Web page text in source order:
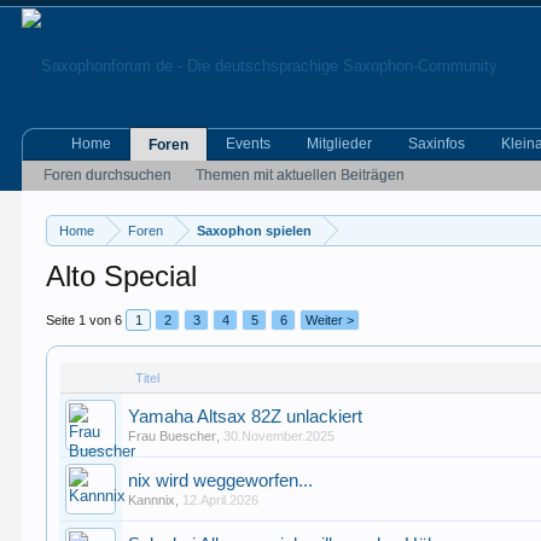
Home Foren Saxophon spielen
Alto Special
Seite 1 von 6 1 2 3 4 5 6 Weiter >
Titel
Yamaha Altsax 82Z unlackiert
Frau Buescher 30.November.2025
nix wird weggeworfen...
Kannnix 12.April.2026
Home
Foren
Foren durchsuchen
Themen mit aktuellen Beiträgen
Events Mitglieder Saxinfos